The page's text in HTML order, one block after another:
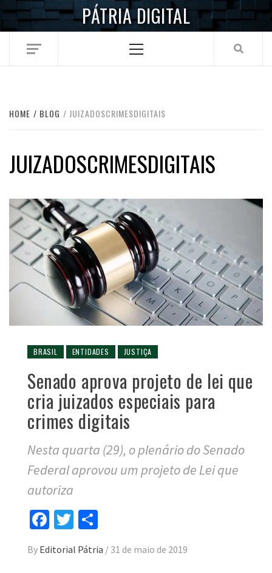
Skip
PÁTRIA DIGITAL
Menu
HOME BLOG JUIZADOSCRIMESDIGITAIS
JUIZADOSCRIMESDIGITAIS
BRASIL ENTIDADES JUSTIÇA
Senado aprova projeto de lei que
cria juizados especiais para
crimes digitais
Nesta quarta (29), o plenário do Senado
Federal aprovou um projeto de Lei que
autoriza
Facebook
Twitter
By Editorial Pátria / 31 de maio de 2019